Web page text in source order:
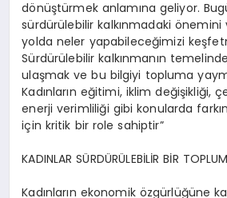
dönüştürmek anlamına geliyor.
sürdürülebilir kalkınmadaki
yolda neler yapabileceğimizi
Sürdürülebilir kalkınmanın
ulaşmak ve bu bilgiyi topluma
Kadınların eğitimi, iklim değişikliği,
enerji verimliliği gibi konularda
için kritik bir role sahiptir”
KADINLAR SÜRDÜRÜLEBİLİR BİR
Kadınların ekonomik özgürlüğüne